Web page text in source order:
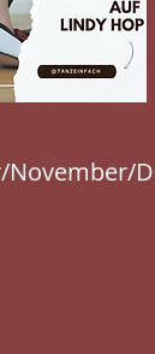
November/